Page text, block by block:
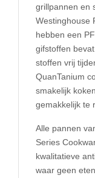
grillpannen en
Westinghouse
hebben een
gifstoffen
stoffen vrij
QuanTanium
smakelijk
gemakkelijk te
Alle pannen
Series
kwalitatieve
waar geen